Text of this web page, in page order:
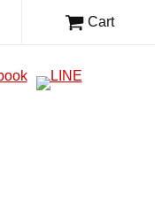
Cart